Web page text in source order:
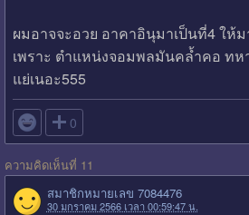
ผมอาจจะอวย อาคาอินุมาเป็นที่4 ให้
เพราะ ตำแหน่งจอมพลมันคล้ำคอ ทห
แย่เนอะ555
 0
ความคิดเห็นที่ 11
สมาชิกหมายเลข 7084476
30 มกราคม 2566 เวลา 00:59:47 น.